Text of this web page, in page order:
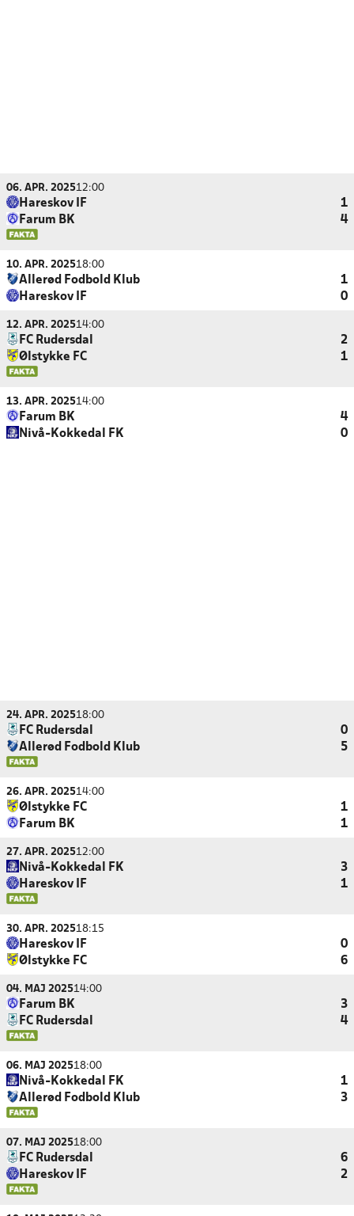
06. APR. 202512:00
Hareskov IF
1
Farum BK
4
10. APR. 202518:00
Allerød Fodbold Klub
1
Hareskov IF
0
12. APR. 202514:00
FC Rudersdal
2
Ølstykke FC
1
13. APR. 202514:00
Farum BK
4
Nivå-Kokkedal FK
0
24. APR. 202518:00
FC Rudersdal
0
Allerød Fodbold Klub
5
26. APR. 202514:00
Ølstykke FC
1
Farum BK
1
27. APR. 202512:00
Nivå-Kokkedal FK
3
Hareskov IF
1
30. APR. 202518:15
Hareskov IF
0
Ølstykke FC
6
04. MAJ 202514:00
Farum BK
3
FC Rudersdal
4
06. MAJ 202518:00
Nivå-Kokkedal FK
1
Allerød Fodbold Klub
3
07. MAJ 202518:00
FC Rudersdal
6
Hareskov IF
2